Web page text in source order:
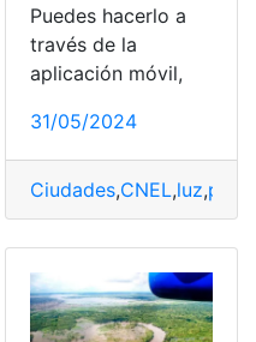
,Ranking,ranking mundial
Puedes hacerlo a
través de la
aplicación móvil,
31/05/2024
Ciudades,CNEL,luz,